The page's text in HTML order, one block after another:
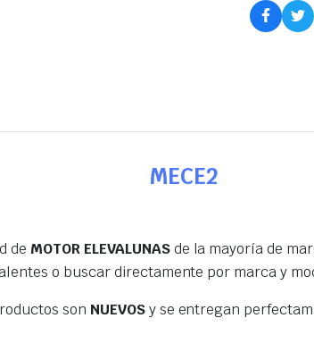
MECE2
de MOTOR ELEVALUNASde la mayoría de
o buscar directamente por marca y
son NUEVOSy se entregan